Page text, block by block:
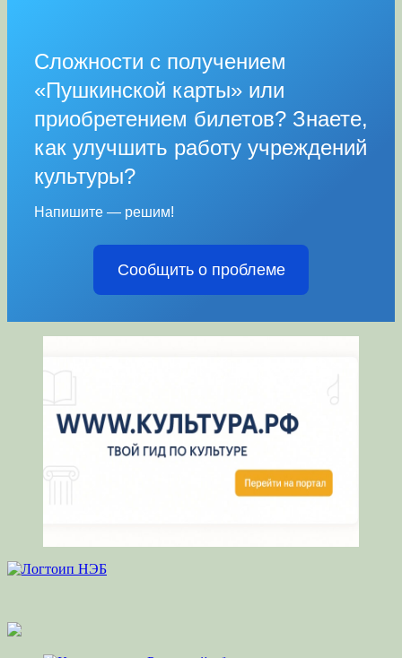
Сложности с получением
«Пушкинской карты» или
приобретением билетов? Знаете,
как улучшить работу учреждений
культуры?
Напишите — решим!
Сообщить о проблеме